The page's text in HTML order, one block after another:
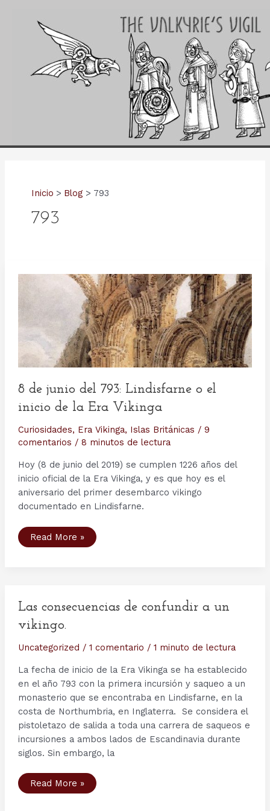
Inicio Blog 793
793
8 de junio del 793: Lindisfarne o el
inicio de la Era Vikinga
Curiosidades, Era Vikinga, Islas Británicas / 9
comentarios / 8 minutos de lectura
Hoy (8 de junio del 2019) se cumplen 1226 años del
inicio oficial de la Era Vikinga, y es que hoy es el
aniversario del primer desembarco vikingo
documentado en Lindisfarne.
8
de
inicio
de
la
Era
Read More »
Las consecuencias de confundir a un
vikingo.
Uncategorized / 1 comentario / 1 minuto de lectura
La fecha de inicio de la Era Vikinga se ha establecido
en el año 793 con la primera incursión y saqueo a un
monasterio que se encontraba en Lindisfarne, en la
costa de Northumbria, en Inglaterra. Se considera el
pistoletazo de salida a toda una carrera de saqueos e
incursiones a ambos lados de Escandinavia durante
siglos. Sin embargo, la
Las
consecuencias
Read More »